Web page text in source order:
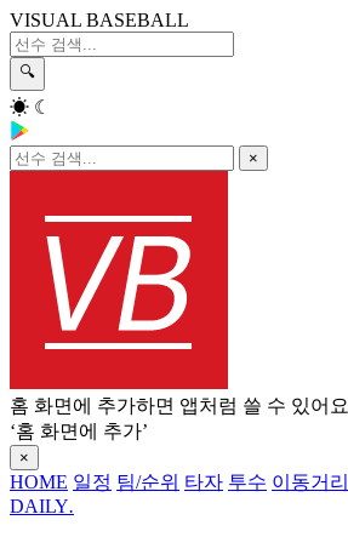
VISUAL BASEBALL
🔍
☀ ☾
×
홈 화면에 추가하면 앱처럼 쓸 수 있어요
‘홈 화면에 추가’
×
HOME 일정 팀/순위 타자 투수 이동거리
DAILY.